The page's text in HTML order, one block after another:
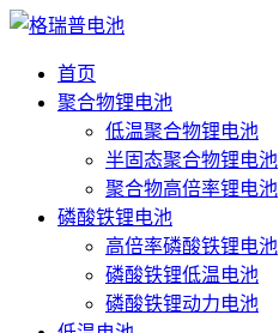
首页
聚合物锂电池
低温聚合物锂电池
半固态聚合物锂电池
聚合物高倍率锂电池
磷酸铁锂电池
高倍率磷酸铁锂电池
磷酸铁锂低温电池
磷酸铁锂动力电池